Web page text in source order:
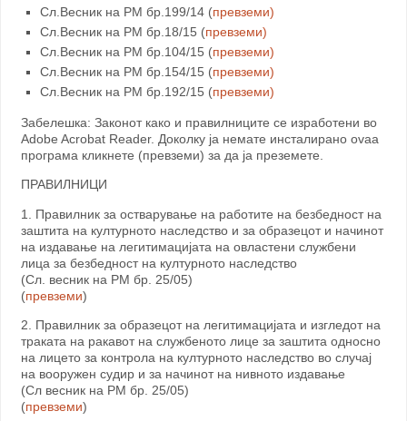
Сл.Весник на РМ бр.199/14 (превземи)
Сл.Весник на РМ бр.18/15 (превземи)
Сл.Весник на РМ бр.104/15 (превземи)
Сл.Весник на РМ бр.154/15 (превземи)
Сл.Весник на РМ бр.192/15 (превземи)
Забелешка: Законот како и правилниците се изработени во
Adobe Acrobat Reader. Доколку ja немате инсталирано ovaa
програмa кликнете (превземи) за да ja преземете.
ПРАВИЛНИЦИ
1. Правилник за остварување на работите на безбедност на
заштита на културното наследство и за образецот и начинот
на издавање на легитимацијата на овластени службени
лица за безбедност на културното наследство
(Сл. весник на РМ бр. 25/05)
(превземи)
2. Правилник за образецот на легитимацијата и изгледот на
траката на ракавот на службеното лице за заштита односно
на лицето за контрола на културното наследство во случај
на вооружен судир и за начинот на нивното издавање
(Сл весник на РМ бр. 25/05)
(превземи)